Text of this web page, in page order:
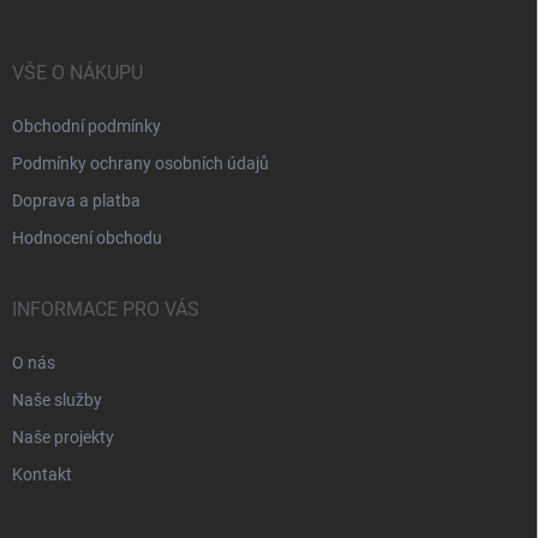
VŠE O NÁKUPU
Obchodní podmínky
Podmínky ochrany osobních údajů
Doprava a platba
Hodnocení obchodu
INFORMACE PRO VÁS
O nás
Naše služby
Naše projekty
Kontakt